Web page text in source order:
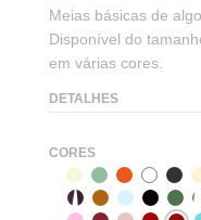
Meias básicas de
Disponível do
em várias cores.
DETALHES
CORES